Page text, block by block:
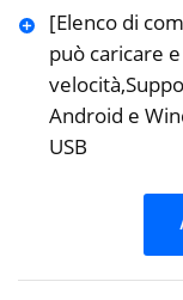
[Elenco di
può caricare
Android e
USB